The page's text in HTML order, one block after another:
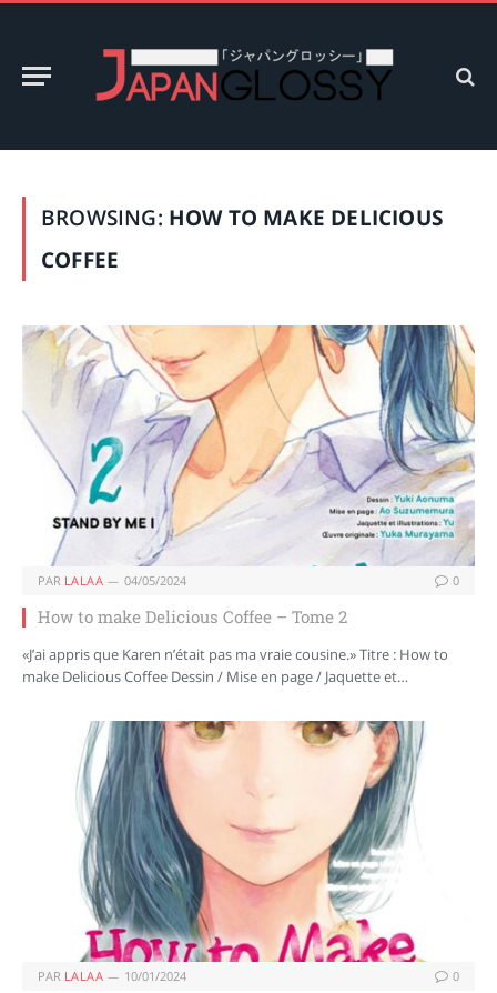
BROWSING: HOW TO MAKE DELICIOUS
COFFEE
PAR LALAA 04/05/2024 0
How to make Delicious Coffee – Tome 2
«J’ai appris que Karen n’était pas ma vraie cousine.» Titre : How to
make Delicious Coffee Dessin / Mise en page / Jaquette et…
PAR LALAA 10/01/2024 0